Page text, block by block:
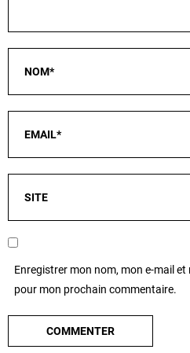
Enregistrer mon nom, mon e-mail
pour mon prochain commentaire.